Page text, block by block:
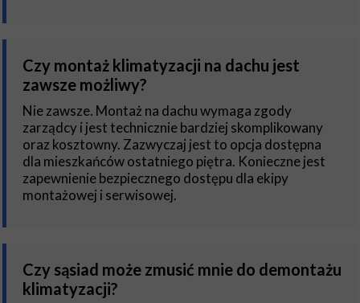
Czy montaż klimatyzacji na dachu jest
zawsze możliwy?
Nie zawsze. Montaż na dachu wymaga zgody
zarządcy i jest technicznie bardziej skomplikowany
oraz kosztowny. Zazwyczaj jest to opcja dostępna
dla mieszkańców ostatniego piętra. Konieczne jest
zapewnienie bezpiecznego dostępu dla ekipy
montażowej i serwisowej.
Czy sąsiad może zmusić mnie do demontażu
klimatyzacji?